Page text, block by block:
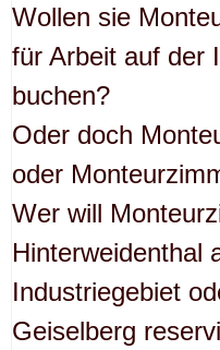
Wollen sie
für Arbeit auf der
buchen?
Oder doch
oder
Wer will
Hinterweidenthal
Industriegebiet
Geiselberg